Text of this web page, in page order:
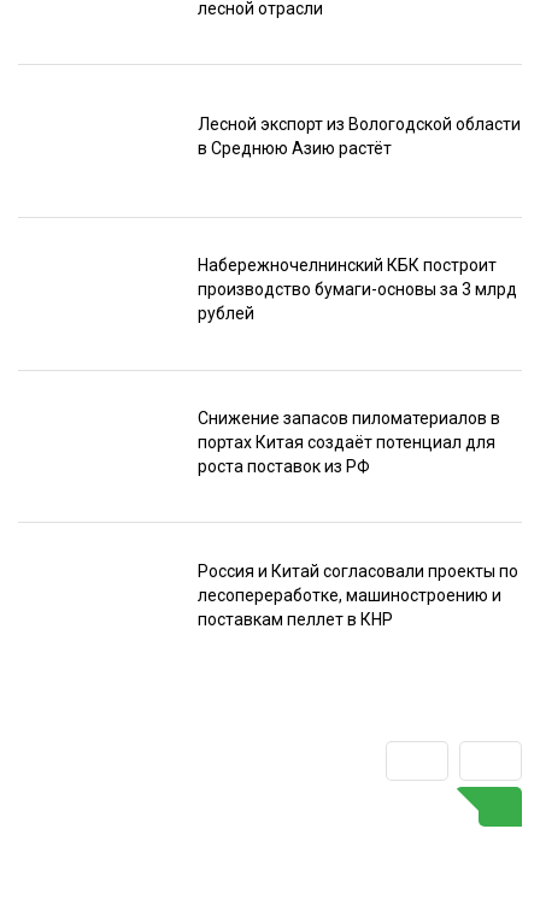
лесной отрасли
Лесной экспорт из Вологодской области
в Среднюю Азию растёт
Набережночелнинский КБК построит
производство бумаги-основы за 3 млрд
рублей
Снижение запасов пиломатериалов в
портах Китая создаёт потенциал для
роста поставок из РФ
Россия и Китай согласовали проекты по
лесопереработке, машиностроению и
поставкам пеллет в КНР